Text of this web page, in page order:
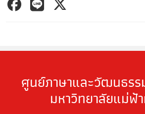
ศูนย์ภาษาและวัฒนธร
มหาวิทยาลัยแม่ฟ้